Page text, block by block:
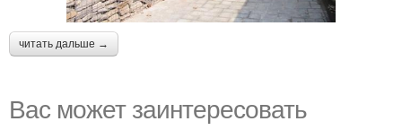
читать дальше →
Вас может заинтересовать